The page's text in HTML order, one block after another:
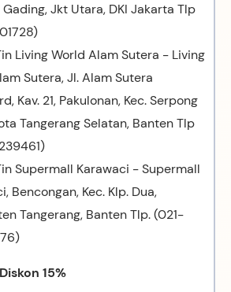
Gading, Jkt Utara, DKI Jakarta Tlp
Living World Alam Sutera - Living
Sutera, Jl. Alam Sutera
Kav. 21, Pakulonan, Kec. Serpong
Tangerang Selatan, Banten Tlp
Supermall Karawaci - Supermall
Bencongan, Kec. Klp. Dua,
Tangerang, Banten Tlp. (021-
15%